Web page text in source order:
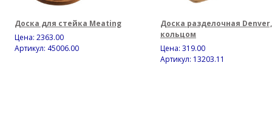
Доска для стейка Meating
Цена: 2363.00
Артикул: 45006.00
Доска разделочная
кольцом
Цена: 319.00
Артикул: 13203.11